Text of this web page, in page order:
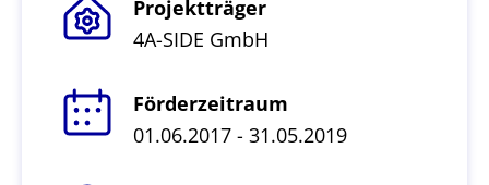
Projektträger
4A-SIDE GmbH
Förderzeitraum
01.06.2017 - 31.05.2019